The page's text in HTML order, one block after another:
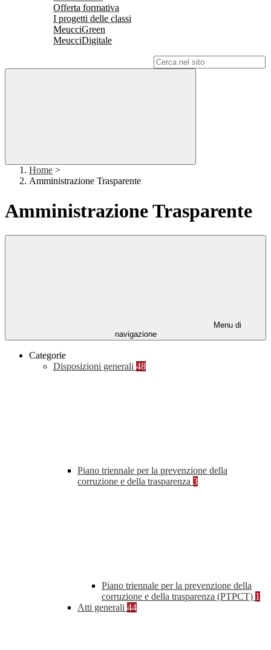
Offerta formativa
I progetti delle classi
MeucciGreen
MeucciDigitale
Home >
Amministrazione Trasparente
Amministrazione Trasparente
Menu di
navigazione
Categorie
Disposizioni generali 48
Piano triennale per la prevenzione della
corruzione e della trasparenza 3
Piano triennale per la prevenzione della
corruzione e della trasparenza (PTPCT) 1
Atti generali 44